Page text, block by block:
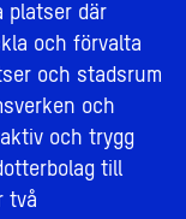
platser där
och förvalta
och stadsrum
och
och trygg
till
två